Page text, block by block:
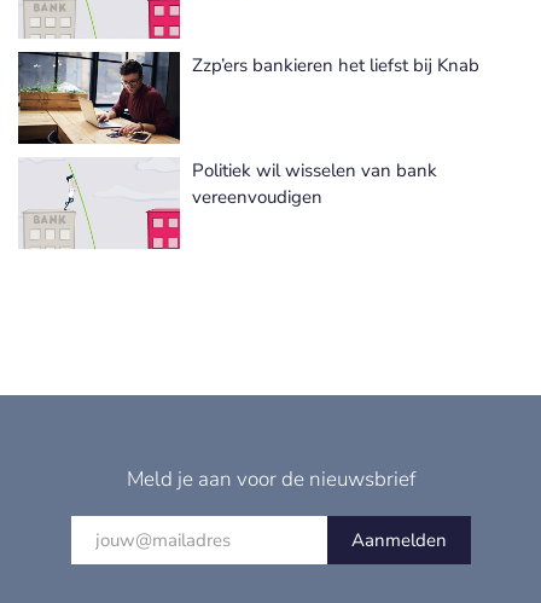
Zzp’ers bankieren het liefst bij Knab
Politiek wil wisselen van bank
vereenvoudigen
Meld je aan voor de nieuwsbrief
Aanmelden